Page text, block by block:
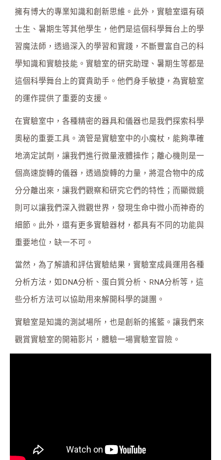
擁有博大的專業知識和創新思維。此外，實驗室還有碩
士生、暑期生等其他學生，他們是這個科學舞台上的學
習魔法師，透過深入的學習和實踐，不斷豐富自己的科
學知識和實驗技能。實驗室的研究助理、暑期生等都是
這個科學舞台上的寶貴助手。他們身手敏捷，為實驗室
的運作提供了重要的支援。
在實驗室中，各種精密的器具和儀器也是我們探索科學
奧秘的重要工具。滴管是實驗室中的小魔杖，能夠準確
地滴定試劑，讓我們進行微量液體操作；離心機則是一
個高速旋轉的儀器，透過旋轉的力量，將混合物中的成
分分離出來，讓我們觀察和研究它們的特性；而顯微鏡
則可以讓我們深入微觀世界，發現生命中微小而神奇的
細節。此外，還有更多實驗器材，都具有不同的功能與
重要地位，缺一不可。
當然，為了解讀和評估實驗結果，實驗室成員運用各種
分析方法，如DNA分析、蛋白質分析、RNA分析等，這
些分析方法可以協助用來解開科學的謎團。
實驗室是知識的測試場所，也是創新的搖籃。讓我們來
觀賞實驗室的開箱影片，體驗一場實驗室冒險。